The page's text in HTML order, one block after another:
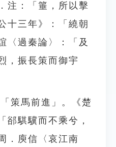
注：「箠，所以擊
十三年》：「繞朝
〈過秦論〉：「及
，振長策而御宇
策馬前進」。《楚
郤騏驥而不乘兮，
．庾信〈哀江南